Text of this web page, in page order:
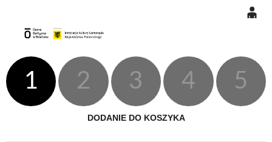
1 2 3 4 5
DODANIE DO KOSZYKA